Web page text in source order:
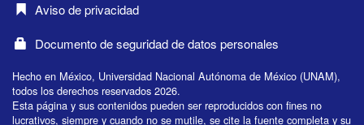
Aviso de privacidad
Documento de seguridad de datos personales
Hecho en México, Universidad Nacional Autónoma de México (UNAM),
todos los derechos reservados 2026.
Esta página y sus contenidos pueden ser reproducidos con fines no
lucrativos, siempre y cuando no se mutile, se cite la fuente completa y su